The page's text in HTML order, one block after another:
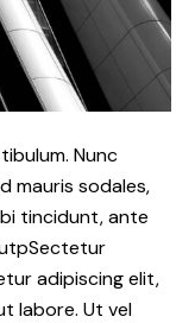
Nunc
mauris sodales,
tincidunt, ante
adipiscing elit,
labore. Ut vel